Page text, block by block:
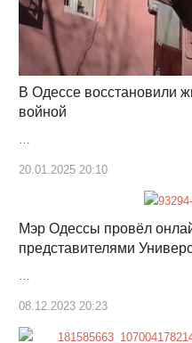
В Одессе восстановили
войной
20.01.2025 20:10
Мэр Одессы провёл
представителями
08.12.2023 20:23